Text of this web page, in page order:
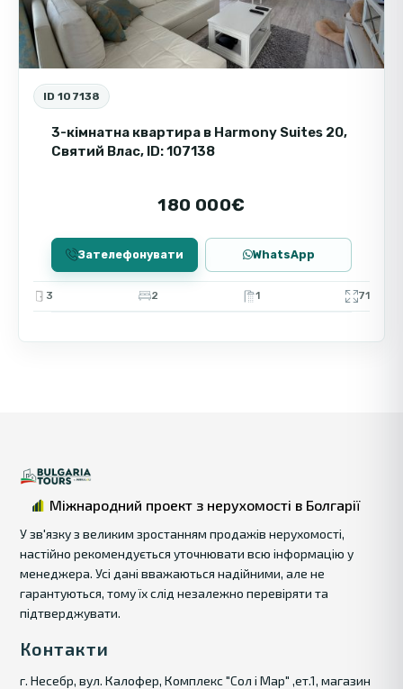
ID 107138
3-кімнатна квартира в Harmony Suites 20,
Святий Влас, ID: 107138
180 000€
Зателефонувати WhatsApp
3 2 1 71
Міжнародний проект з нерухомості в Болгарії
У зв'язку з великим зростанням продажів нерухомості,
настійно рекомендується уточнювати всю інформацію у
менеджера. Усі дані вважаються надійними, але не
гарантуються, тому їх слід незалежно перевіряти та
підтверджувати.
Контакти
г. Несебр, вул. Калофер, Комплекс "Сол і Мар" ,ет.1, магазин